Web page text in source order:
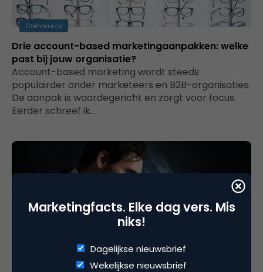
Commerce
Drie account-based marketingaanpakken: welke
past bij jouw organisatie?
Account-based marketing wordt steeds
populairder onder marketeers en B2B-organisaties.
De aanpak is waardegericht en zorgt voor focus.
Eerder schreef ik…
Marketingfacts. Elke dag vers. Mis
niks!
Dagelijkse nieuwsbrief
Wekelijkse nieuwsbrief